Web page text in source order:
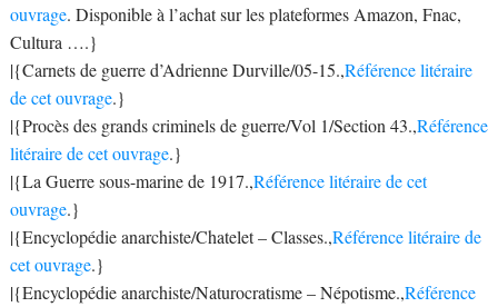
ouvrage. Disponible à l’achat sur les plateformes Amazon, Fnac,
Cultura ….}
|{Carnets de guerre d’Adrienne Durville/05-15.,Référence litéraire
de cet ouvrage.}
|{Procès des grands criminels de guerre/Vol 1/Section 43.,Référence
litéraire de cet ouvrage.}
|{La Guerre sous-marine de 1917.,Référence litéraire de cet
ouvrage.}
|{Encyclopédie anarchiste/Chatelet – Classes.,Référence litéraire de
cet ouvrage.}
|{Encyclopédie anarchiste/Naturocratisme – Népotisme.,Référence